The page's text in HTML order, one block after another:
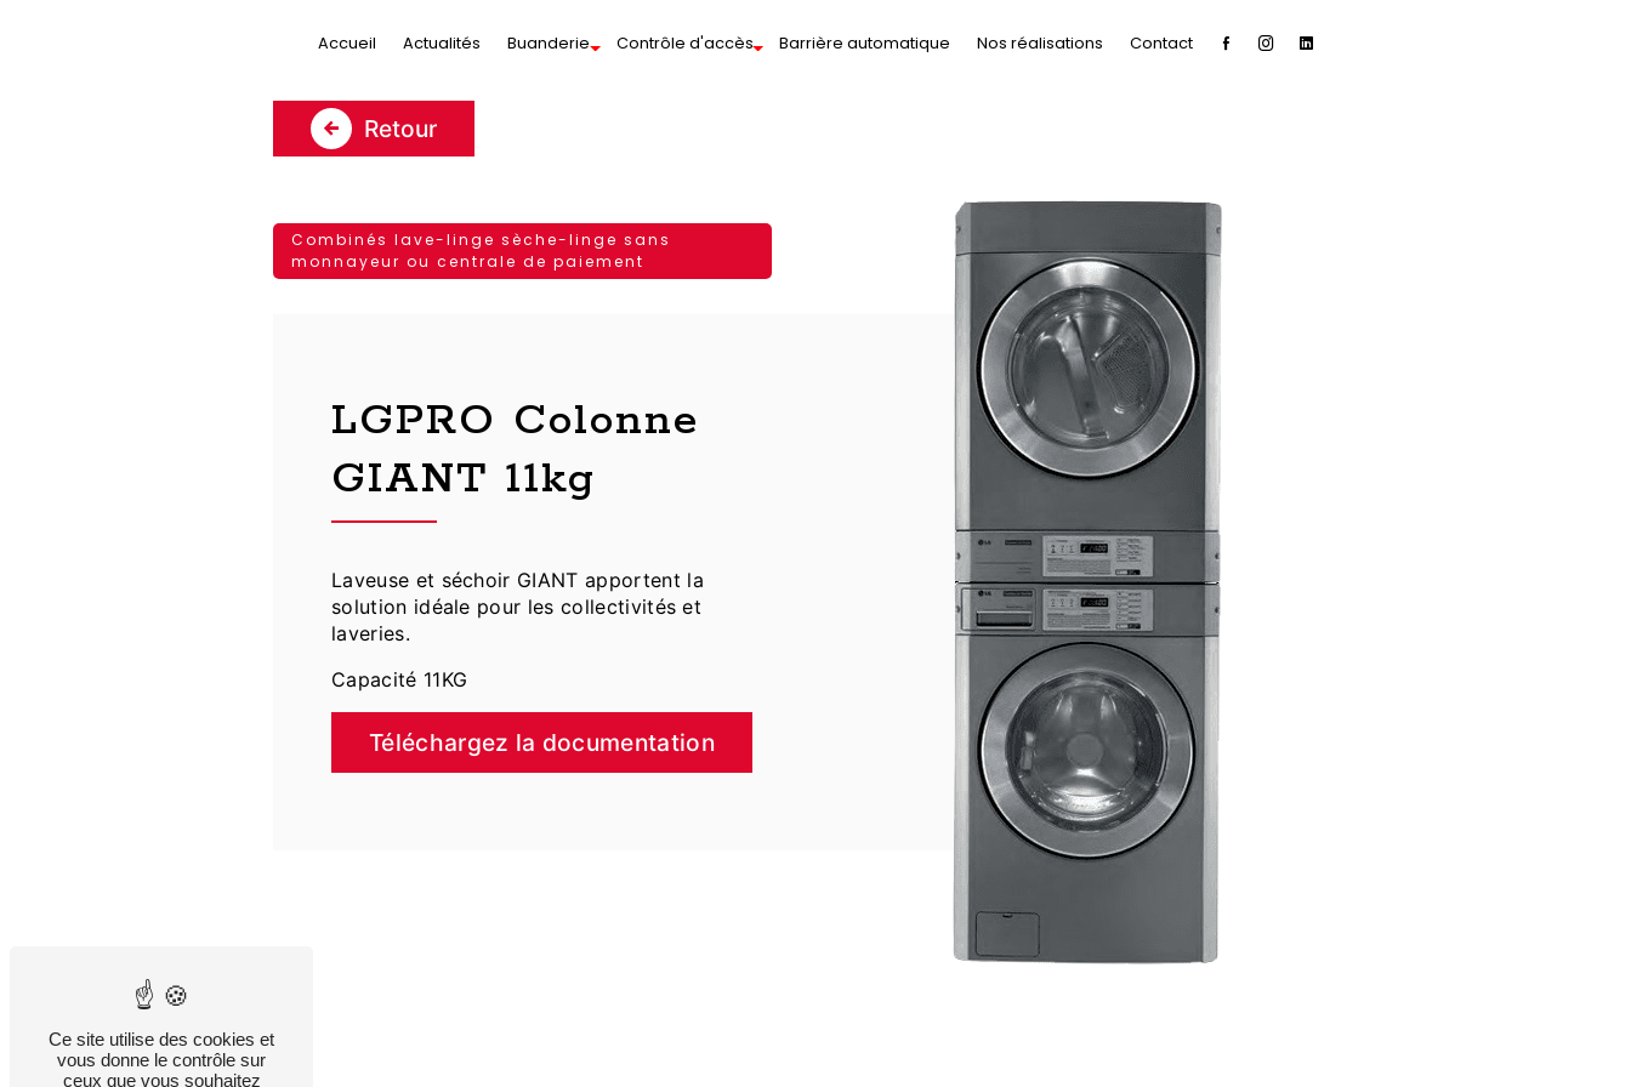
Accueil Actualités Buanderie Contrôle d'accès Barrière automatique Nos réalisations Contact
LGPRO Colonne
GIANT 11kg
Laveuse et séchoir GIANT apportent la
solution idéale pour les collectivités et
laveries.
Capacité 11KG
Téléchargez la documentation
Combinés lave-linge sèche-linge sans
monnayeur ou centrale de paiement
Retour
Ce site utilise des cookies et
vous donne le contrôle sur
ceux que vous souhaitez